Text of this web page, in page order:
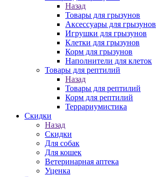
Назад
Товары для грызунов
Аксессуары для грызунов
Игрушки для грызунов
Клетки для грызунов
Корм для грызунов
Наполнители для клеток
Товары для рептилий
Назад
Товары для рептилий
Корм для рептилий
Террариумистика
Скидки
Назад
Скидки
Для собак
Для кошек
Ветеринарная аптека
Уценка